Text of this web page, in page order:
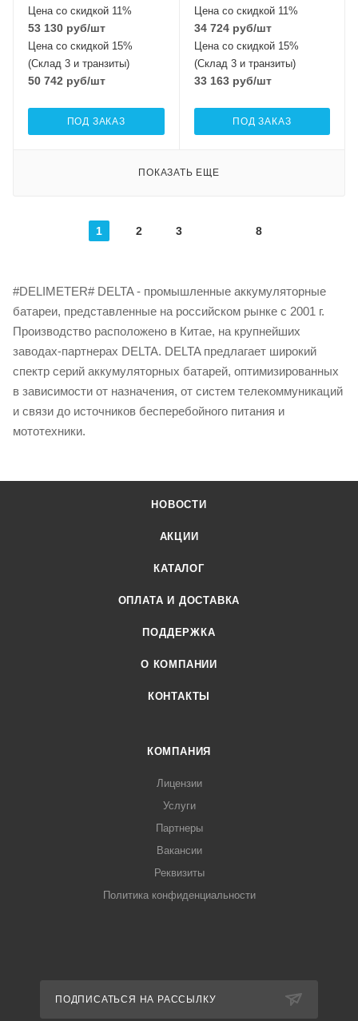
Цена со скидкой 11%
53 130 руб/шт
Цена со скидкой 15%
(Склад 3 и транзиты)
50 742 руб/шт
ПОД ЗАКАЗ
Цена со скидкой 11%
34 724руб/шт
Цена со скидкой 15%
(Склад 3 и транзиты)
33 163руб/шт
ПОД ЗАКАЗ
ПОКАЗАТЬ ЕЩЕ
1 2 3 8
#DELIMETER# DELTA - промышленные аккумуляторные
батареи, представленные на российском рынке с 2001 г.
Производство расположено в Китае, на крупнейших
заводах-партнерах DELTA. DELTA предлагает широкий
спектр серий аккумуляторных батарей, оптимизированных
в зависимости от назначения, от систем телекоммуникаций
и связи до источников бесперебойного питания и
мототехники.
НОВОСТИ
АКЦИИ
КАТАЛОГ
ОПЛАТА И ДОСТАВКА
ПОДДЕРЖКА
О КОМПАНИИ
КОНТАКТЫ
КОМПАНИЯ
Лицензии
Услуги
Партнеры
Вакансии
Реквизиты
Политика конфиденциальности
ПОДПИСАТЬСЯ НА РАССЫЛКУ